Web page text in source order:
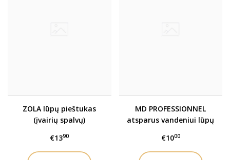
ZOLA lūpų pieštukas
(įvairių spalvų)
€1390
MD PROFESSIONNEL
atsparus vandeniui lūpų
LINER WATERPROOF, įv.
spalvų
€1000